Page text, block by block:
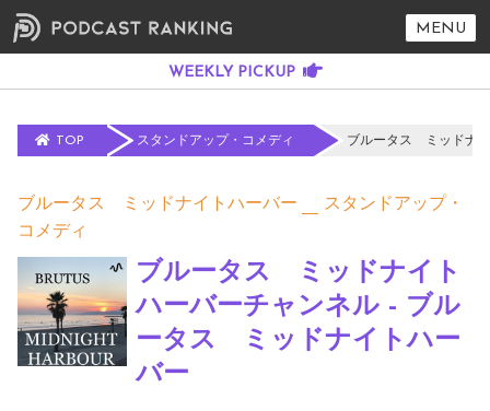
MENU
TOP スタンドアップ・コメディ ブルータス ミッドナ
ブルータス ミッドナイトハーバー
スタンドアップ・
コメディ
ブルータス ミッドナイト
ハーバーチャンネル - ブル
ータス ミッドナイトハー
バー